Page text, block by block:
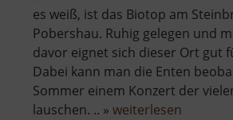
es weiß, ist das Biotop am
Pobershau. Ruhig gelegen und
davor eignet sich dieser Ort gut
Dabei kann man die Enten
Sommer einem Konzert der
lauschen. .. » weiterlesen